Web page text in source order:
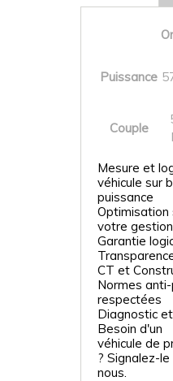
Puissance
Couple
Mesure et
véhicule sur
puissance
Optimisation
votre
Garantie
CT et
Normes
respectées
Diagnostic
Besoin d'un
véhicule de
? Signalez-le
nous.